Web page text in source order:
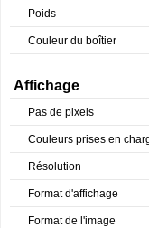
Poids
Couleur du boîtier
Affichage
Pas de pixels
Couleurs prises en
Résolution
Format d'affichage
Format de l'image